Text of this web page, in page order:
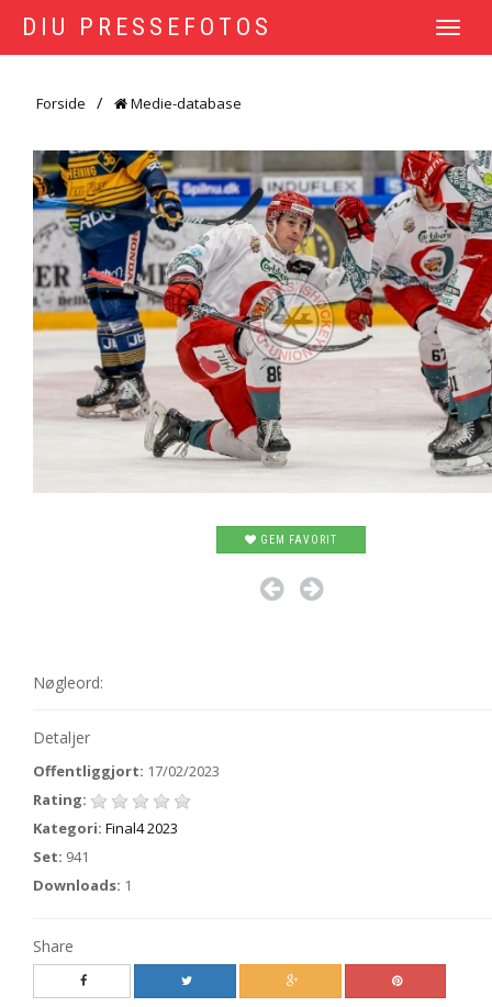
DIU PRESSEFOTOS
TOGGLE
Forside Medie-database
GEM FAVORIT
Nøgleord:
Detaljer
Offentliggjort: 17/02/2023
Rating:
Kategori: Final4 2023
Set: 941
Downloads: 1
Share